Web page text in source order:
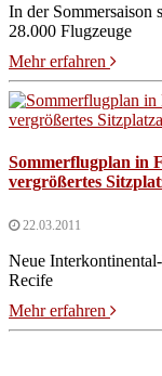
In der Sommersaison
28.000 Flugzeuge
Mehr erfahren
Sommerflugplan in
vergrößertes
22.03.2011
Neue
Recife
Mehr erfahren